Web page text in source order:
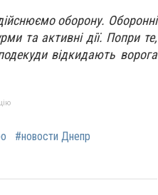
оборону. Оборонні
та активні дії. Попри те,
відкидають ворога
#новости Днепр